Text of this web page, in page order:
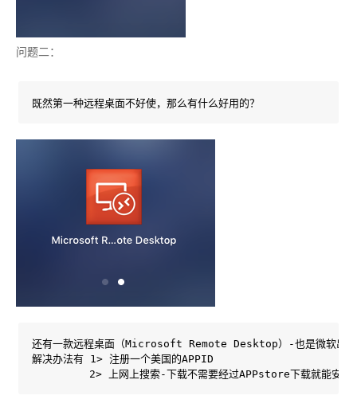
问题二：
既然第一种远程桌面不好使，那么有什么好用的？
还有一款远程桌面（Microsoft Remote Desktop）-也是微软出的
解决办法有 1> 注册一个美国的APPID
2> 上网上搜索-下载不需要经过APPstore下载就能安装